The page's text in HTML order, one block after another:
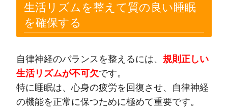
生活リズムを整えて質の良い睡眠
を確保する
自律神経のバランスを整えるには、 規則正しい
生活リズムが不可欠です。
特に睡眠は、心身の疲労を回復させ、自律神経
の機能を正常に保つために極めて重要です。